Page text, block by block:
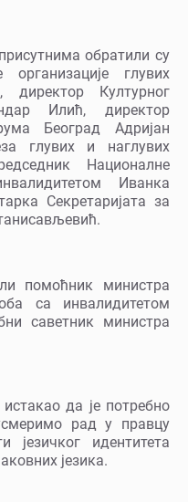
обратили су
глувих
Културног
Илић, директор
Београд Адријан
глувих и наглувих
Националне
Иванка
Секретаријата за
помоћник министра
са инвалидитетом
саветник министра
да је потребно
рад у правцу
језичког идентитета
језика.